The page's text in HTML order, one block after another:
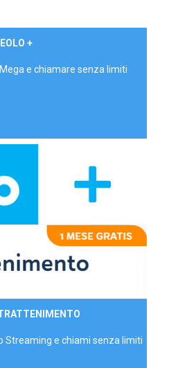
EOLO +
e chiamare senza limiti
Streaming e chiami senza limiti